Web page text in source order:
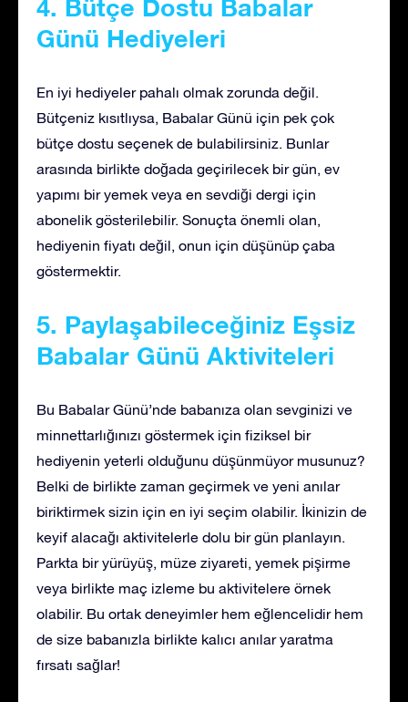
4. Bütçe Dostu Babalar
Günü Hediyeleri
En iyi hediyeler pahalı olmak zorunda değil.
Bütçeniz kısıtlıysa, Babalar Günü için pek çok
bütçe dostu seçenek de bulabilirsiniz. Bunlar
arasında birlikte doğada geçirilecek bir gün, ev
yapımı bir yemek veya en sevdiği dergi için
abonelik gösterilebilir. Sonuçta önemli olan,
hediyenin fiyatı değil, onun için düşünüp çaba
göstermektir.
5. Paylaşabileceğiniz Eşsiz
Babalar Günü Aktiviteleri
Bu Babalar Günü’nde babanıza olan sevginizi ve
minnettarlığınızı göstermek için fiziksel bir
hediyenin yeterli olduğunu düşünmüyor musunuz?
Belki de birlikte zaman geçirmek ve yeni anılar
biriktirmek sizin için en iyi seçim olabilir. İkinizin de
keyif alacağı aktivitelerle dolu bir gün planlayın.
Parkta bir yürüyüş, müze ziyareti, yemek pişirme
veya birlikte maç izleme bu aktivitelere örnek
olabilir. Bu ortak deneyimler hem eğlencelidir hem
de size babanızla birlikte kalıcı anılar yaratma
fırsatı sağlar!